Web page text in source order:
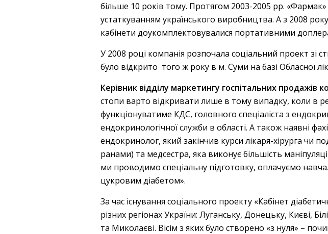
більше 10 років тому. Протягом 2003-2005 рр. «Фармак»
устаткуванням українського виробництва. А з 2008
кабінети доукомплектовувалися портативними
У 2008 році компанія розпочала соціальний проект зі
було відкрито того ж року в м. Суми на базі Обласної
Керівник відділу маркетингу госпітальних продажів
стопи варто відкривати лише в тому випадку, коли в
функціонуватиме КДС, головного спеціаліста з
ендокринологічної служби в області. А також наявні
ендокринолог, який закінчив курси лікаря-хірурга чи
ранами) та медсестра, яка виконує більшість
ми проводимо спеціальну підготовку, оплачуємо
цукровим діабетом».
За час існування соціального проекту «Кабінет
різних регіонах України: Луганську, Донецьку, Києві,
та Миколаєві. Вісім з яких було створено «з нуля» –